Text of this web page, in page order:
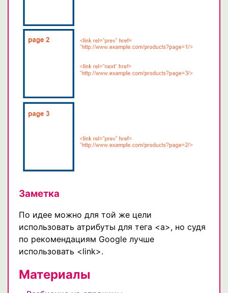
Заметка
По идее можно для той же цели
использовать атрибуты для тега <a>, но судя
по рекомендациям Google лучше
использовать <link>.
Материалы